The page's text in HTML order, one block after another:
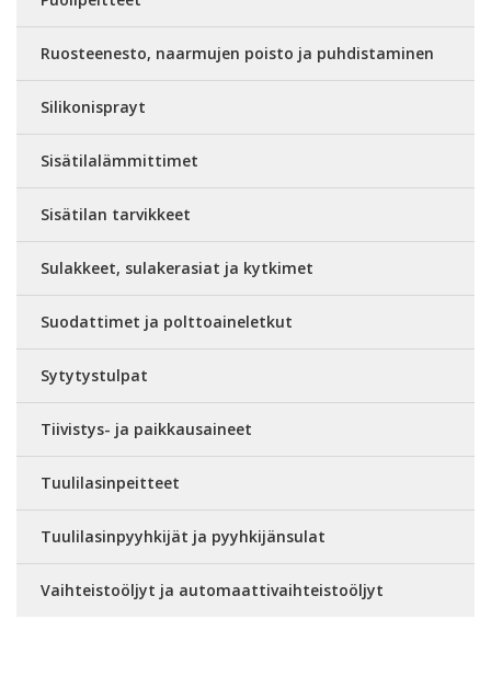
Ruosteenesto, naarmujen poisto ja puhdistaminen
Silikonisprayt
Sisätilalämmittimet
Sisätilan tarvikkeet
Sulakkeet, sulakerasiat ja kytkimet
Suodattimet ja polttoaineletkut
Sytytystulpat
Tiivistys- ja paikkausaineet
Tuulilasinpeitteet
Tuulilasinpyyhkijät ja pyyhkijänsulat
Vaihteistoöljyt ja automaattivaihteistoöljyt